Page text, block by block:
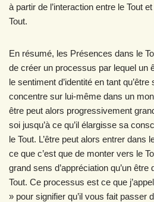
à partir de l’interaction entre le Tout
Tout.
En résumé, les Présences dans le
de créer un processus par lequel un
le sentiment d’identité en tant
concentre sur lui-même dans un
être peut alors progressivement
soi jusqu’à ce qu’il élargisse sa
le Tout. L’être peut alors entrer dans
ce que c’est que de monter vers le
grand sens d’appréciation qu’un être
Tout. Ce processus est ce que
» pour signifier qu’il vous fait passer